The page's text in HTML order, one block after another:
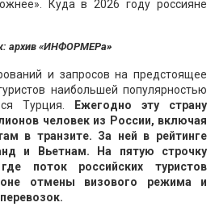
архив «ИНФОРМЕРа»
и запросов на предстоящее
наибольшей популярностью
Турция.
Ежегодно эту страну
человек из России, включая
в транзите. За ней в рейтинге
и Вьетнам. На пятую строчку
поток российских туристов
отмены визового режима и